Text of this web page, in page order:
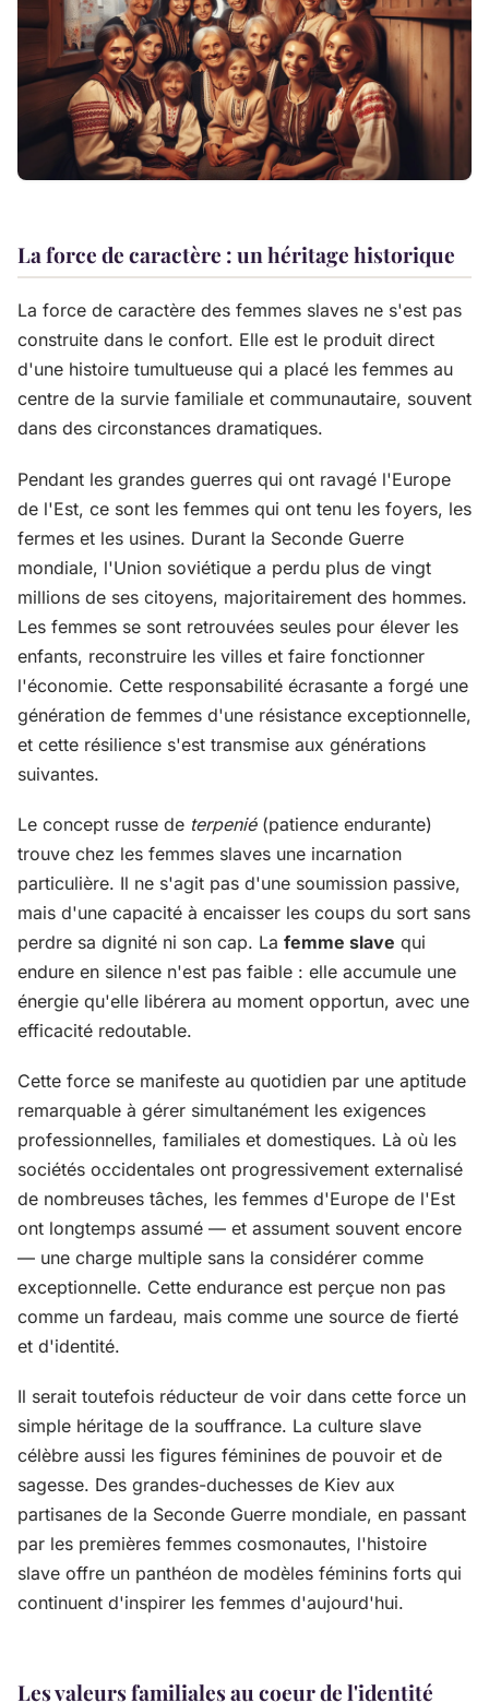
La force de caractère : un héritage historique
La force de caractère des femmes slaves ne s'est pas
construite dans le confort. Elle est le produit direct
d'une histoire tumultueuse qui a placé les femmes au
centre de la survie familiale et communautaire, souvent
dans des circonstances dramatiques.
Pendant les grandes guerres qui ont ravagé l'Europe
de l'Est, ce sont les femmes qui ont tenu les foyers, les
fermes et les usines. Durant la Seconde Guerre
mondiale, l'Union soviétique a perdu plus de vingt
millions de ses citoyens, majoritairement des hommes.
Les femmes se sont retrouvées seules pour élever les
enfants, reconstruire les villes et faire fonctionner
l'économie. Cette responsabilité écrasante a forgé une
génération de femmes d'une résistance exceptionnelle,
et cette résilience s'est transmise aux générations
suivantes.
Le concept russe de terpenié(patience endurante)
trouve chez les femmes slaves une incarnation
particulière. Il ne s'agit pas d'une soumission passive,
mais d'une capacité à encaisser les coups du sort sans
perdre sa dignité ni son cap. La femme slave qui
endure en silence n'est pas faible : elle accumule une
énergie qu'elle libérera au moment opportun, avec une
efficacité redoutable.
Cette force se manifeste au quotidien par une aptitude
remarquable à gérer simultanément les exigences
professionnelles, familiales et domestiques. Là où les
sociétés occidentales ont progressivement externalisé
de nombreuses tâches, les femmes d'Europe de l'Est
ont longtemps assumé — et assument souvent encore
— une charge multiple sans la considérer comme
exceptionnelle. Cette endurance est perçue non pas
comme un fardeau, mais comme une source de fierté
et d'identité.
Il serait toutefois réducteur de voir dans cette force un
simple héritage de la souffrance. La culture slave
célèbre aussi les figures féminines de pouvoir et de
sagesse. Des grandes-duchesses de Kiev aux
partisanes de la Seconde Guerre mondiale, en passant
par les premières femmes cosmonautes, l'histoire
slave offre un panthéon de modèles féminins forts qui
continuent d'inspirer les femmes d'aujourd'hui.
Les valeurs familiales au coeur de l'identité